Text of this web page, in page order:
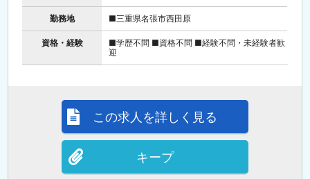
勤務地 ■三重県名張市西田原
資格・経験
■学歴不問 ■資格不問 ■経験不問・未経験者歓
迎
この求人を詳しく見る
キープ